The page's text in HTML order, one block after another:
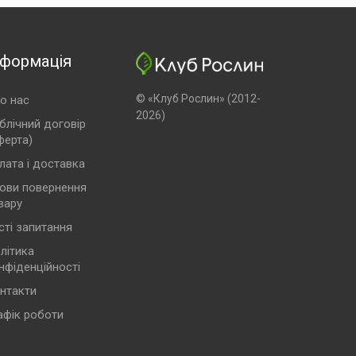
нас
договір
і доставка
повернення
запитання
роботи
© «Клуб Рослин» (2012-
2026)